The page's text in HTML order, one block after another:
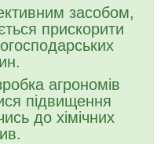
засобом,
прискорити
агрономів
підвищення
до хімічних